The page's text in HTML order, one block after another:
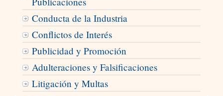
Conducta de la Industria
Conflictos de Interés
Publicidad y Promoción
Adulteraciones y Falsificaciones
Litigación y Multas